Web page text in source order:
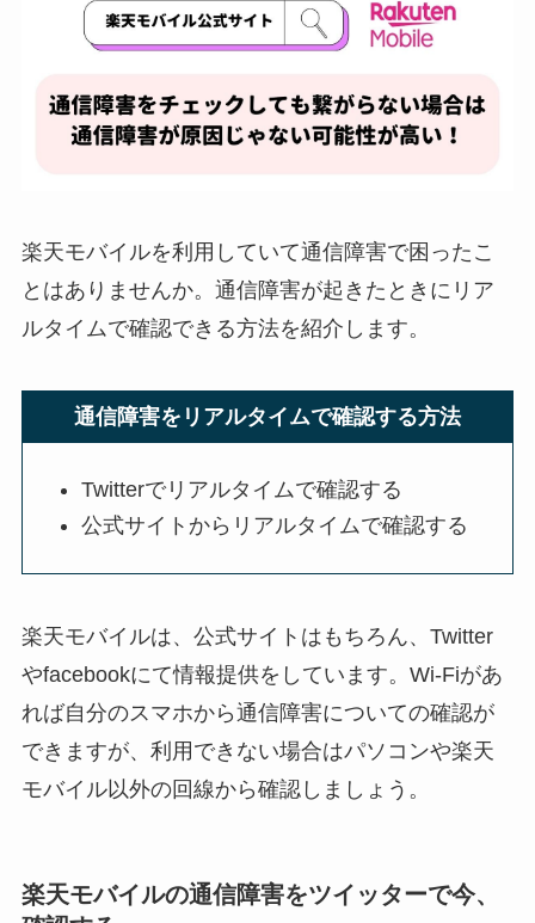
楽天モバイルを利用していて通信障害で困ったこ
とはありませんか。通信障害が起きたときにリア
ルタイムで確認できる方法を紹介します。
通信障害をリアルタイムで確認する方法
Twitterでリアルタイムで確認する
公式サイトからリアルタイムで確認する
楽天モバイルは、公式サイトはもちろん、Twitter
やfacebookにて情報提供をしています。Wi-Fiがあ
れば自分のスマホから通信障害についての確認が
できますが、利用できない場合はパソコンや楽天
モバイル以外の回線から確認しましょう。
楽天モバイルの通信障害をツイッターで今、